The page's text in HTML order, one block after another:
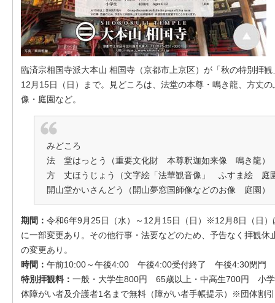
臨済宗相国寺派大本山 相国寺（京都市上京区）が「秋の特別拝
12月15日（日）まで。見どころは、法堂の本尊・鳴き龍、方丈
像・庭園など。
みどころ
法 堂はっとう（重要文化財 本尊釈迦如来像 鳴き龍）
方 丈ほうじょう（文字絵「法華観音像」 ふすま絵 庭
開山堂かいさんどう（開山夢窓国師像などのお像 庭園）
期間： 令和6年9月25日（水）～12月15日（日）※12月8日（日）
に一部変更あり。その他行事・法要などのため、予告なく拝観休
の変更あり。
時間： 午前10:00～午後4:00 午後4:00受付終了 午後4:30閉門
特別拝観料： 一般・大学生800円 65歳以上・中高生700円 小
体障がい者及介護者1名まで無料（障がい者手帳提示）※団体割